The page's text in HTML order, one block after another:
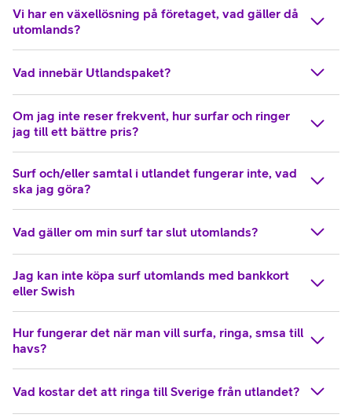
Vi har en växellösning på företaget, vad gäller då
utomlands?
Vad innebär Utlandspaket?
Om jag inte reser frekvent, hur surfar och ringer
jag till ett bättre pris?
Surf och/eller samtal i utlandet fungerar inte, vad
ska jag göra?
Vad gäller om min surf tar slut utomlands?
Jag kan inte köpa surf utomlands med bankkort
eller Swish
Hur fungerar det när man vill surfa, ringa, smsa till
havs?
Vad kostar det att ringa till Sverige från utlandet?